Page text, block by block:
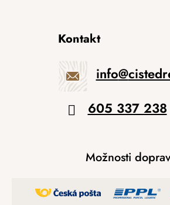
Kontakt
info@
605 337 238
Možnosti